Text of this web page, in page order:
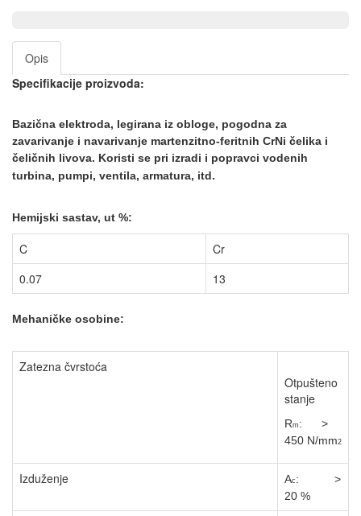
Opis
Specifikacije proizvoda:
Bazična elektroda, legirana iz obloge, pogodna za
zavarivanje i navarivanje martenzitno-feritnih CrNi čelika i
čeličnih livova. Koristi se pri izradi i popravci vodenih
turbina, pumpi, ventila, armatura, itd.
Hemijski sastav, ut %:
C
Cr
0.07
13
Mehaničke osobine:
Zatezna čvrstoća
Otpušteno
stanje
Rm: >
450 N/mm2
Izduženje Ac: >
20 %